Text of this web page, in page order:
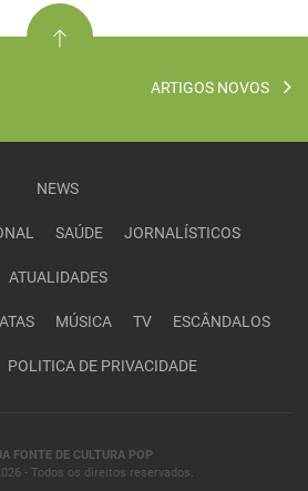
ARTIGOS NOVOS
NEWS
SAÚDE JORNALÍSTICOS
ATUALIDADES
MÚSICA TV ESCÂNDALOS
POLITICA DE PRIVACIDADE
FONTE DE CULTURA POP
- Todos os direitos reservados.